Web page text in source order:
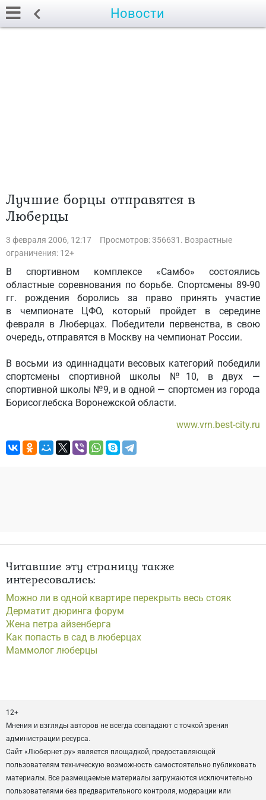
Новости
Лучшие борцы отправятся в
Люберцы
3 февраля 2006, 12:17
Просмотров: 356631. Возрастные
ограничения: 12+
В спортивном комплексе «Самбо» состоялись
областные соревнования по борьбе. Спортсмены 89-90
гг. рождения боролись за право принять участие
в чемпионате ЦФО, который пройдет в середине
февраля в Люберцах. Победители первенства, в свою
очередь, отправятся в Москву на чемпионат России.
В восьми из одиннадцати весовых категорий победили
спортсмены спортивной школы №10, в двух —
спортивной школы №9, и в одной — спортсмен из города
Борисоглебска Воронежской области.
www.vrn.best-city.ru
Читавшие эту страницу также
интересовались:
Можно ли в одной квартире перекрыть весь стояк
Дерматит дюринга форум
Жена петра айзенберга
Как попасть в сад в люберцах
Маммолог люберцы
12+
Мнения и взгляды авторов не всегда совпадают с точкой зрения
администрации ресурса.
Сайт «Любернет.ру» является площадкой, предоставляющей
пользователям техническую возможность самостоятельно публиковать
материалы. Все размещаемые материалы загружаются исключительно
пользователями без предварительного контроля, модерации или